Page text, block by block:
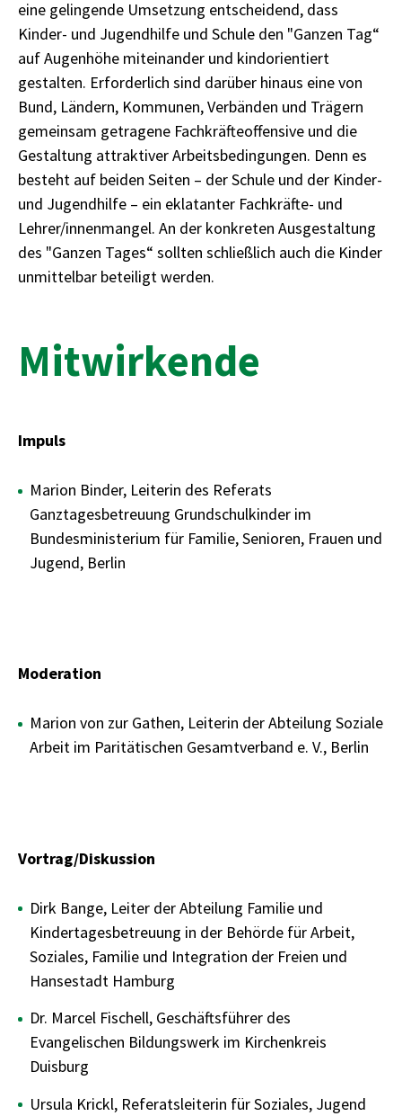
eine gelingende Umsetzung entscheidend, dass
Kinder- und Jugendhilfe und Schule den "Ganzen Tag“
auf Augenhöhe miteinander und kindorientiert
gestalten. Erforderlich sind darüber hinaus eine von
Bund, Ländern, Kommunen, Verbänden und Trägern
gemeinsam getragene Fachkräfteoffensive und die
Gestaltung attraktiver Arbeitsbedingungen. Denn es
besteht auf beiden Seiten – der Schule und der Kinder-
und Jugendhilfe – ein eklatanter Fachkräfte- und
Lehrer/innenmangel. An der konkreten Ausgestaltung
des "Ganzen Tages“ sollten schließlich auch die Kinder
unmittelbar beteiligt werden.
Mitwirkende
Impuls
Marion Binder, Leiterin des Referats
Ganztagesbetreuung Grundschulkinder im
Bundesministerium für Familie, Senioren, Frauen und
Jugend, Berlin
Moderation
Marion von zur Gathen, Leiterin der Abteilung Soziale
Arbeit im Paritätischen Gesamtverband e. V., Berlin
Vortrag/Diskussion
Dirk Bange, Leiter der Abteilung Familie und
Kindertagesbetreuung in der Behörde für Arbeit,
Soziales, Familie und Integration der Freien und
Hansestadt Hamburg
Dr. Marcel Fischell, Geschäftsführer des
Evangelischen Bildungswerk im Kirchenkreis
Duisburg
Ursula Krickl, Referatsleiterin für Soziales, Jugend